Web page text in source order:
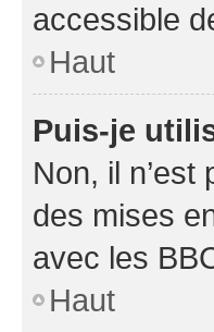
accessible
Haut
Puis-je
Non, il
des mises
avec les
Haut